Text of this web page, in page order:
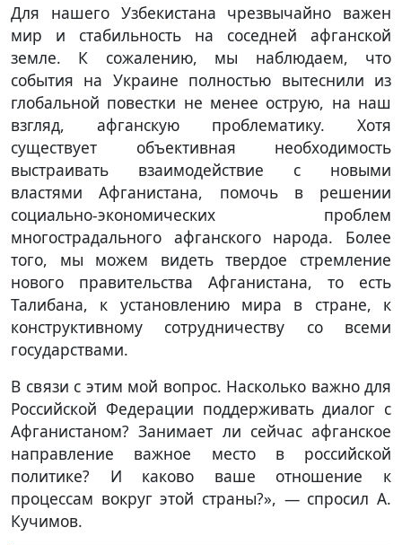
Для нашего Узбекистана чрезвычайно важен
мир и стабильность на соседней афганской
земле. К сожалению, мы наблюдаем, что
события на Украине полностью вытеснили из
глобальной повестки не менее острую, на наш
взгляд, афганскую проблематику. Хотя
существует объективная необходимость
выстраивать взаимодействие с новыми
властями Афганистана, помочь в решении
социально-экономических проблем
многострадального афганского народа. Более
того, мы можем видеть твердое стремление
нового правительства Афганистана, то есть
Талибана, к установлению мира в стране, к
конструктивному сотрудничеству со всеми
государствами.
В связи с этим мой вопрос. Насколько важно для
Российской Федерации поддерживать диалог с
Афганистаном? Занимает ли сейчас афганское
направление важное место в российской
политике? И каково ваше отношение к
процессам вокруг этой страны?», — спросил А.
Кучимов.